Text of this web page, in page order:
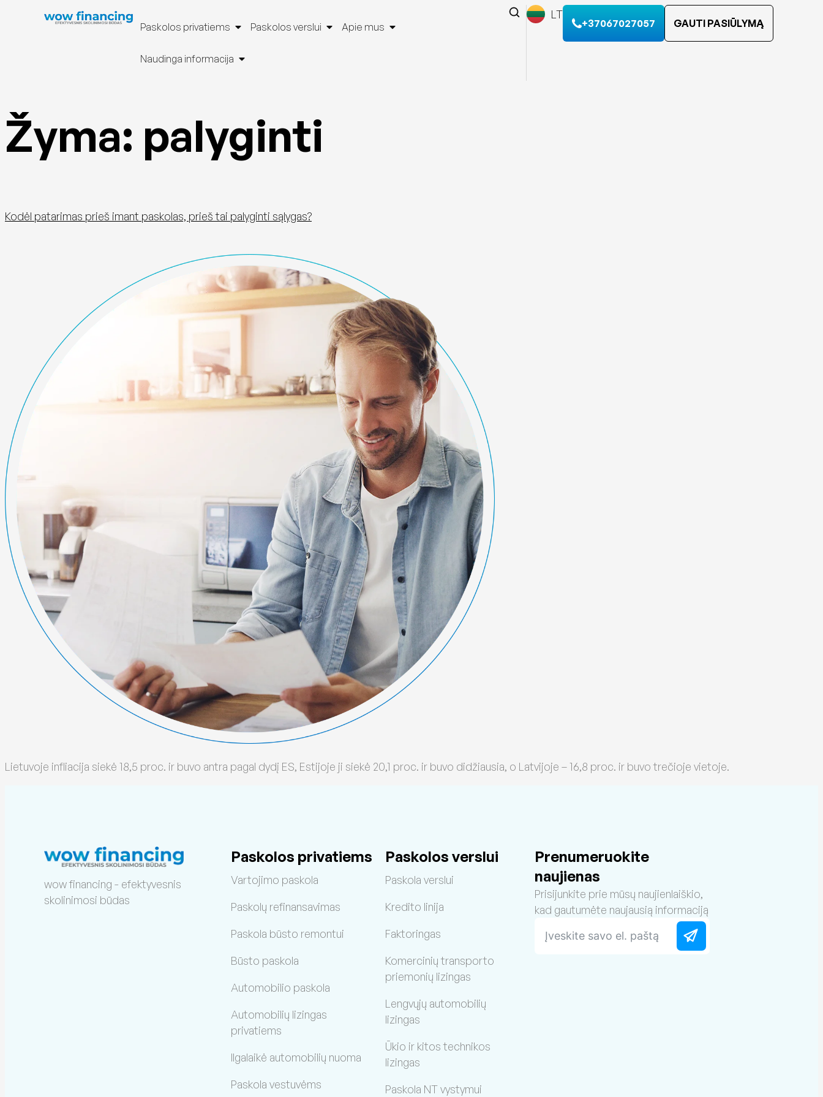
Paskolos privatiems Paskolos verslui Apie mus
Naudinga informacija
LT
+37067027057 GAUTI PASIŪLYMĄ
Žyma: palyginti
Kodėl patarimas prieš imant paskolas, prieš tai palyginti sąlygas?
Lietuvoje infliacija siekė 18,5 proc. ir buvo antra pagal dydį ES, Estijoje ji siekė 20,1 proc. ir buvo didžiausia, o Latvijoje – 16,8 proc. ir buvo trečioje vietoje.
wow financing - efektyvesnis
skolinimosi būdas
Paskolos privatiems
Vartojimo paskola
Paskolų refinansavimas
Paskola būsto remontui
Būsto paskola
Automobilio paskola
Automobilių lizingas
privatiems
Ilgalaikė automobilių nuoma
Paskola vestuvėms
Paskolos verslui
Paskola verslui
Kredito linija
Faktoringas
Komercinių transporto
priemonių lizingas
Lengvųjų automobilių
lizingas
Ūkio ir kitos technikos
lizingas
Paskola NT vystymui
Prenumeruokite
naujienas
Prisijunkite prie mūsų naujienlaiškio,
kad gautumėte naujausią informaciją